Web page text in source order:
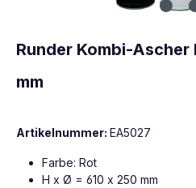
Runder Kombi-Ascher
mm
Artikelnummer: EA5027
Farbe: Rot
H x Ø = 610 x 250 mm